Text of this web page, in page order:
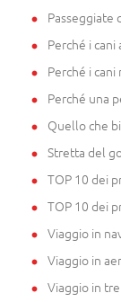
Passeggiate
Perché i
Perché i
Perché una
Quello che
Stretta del
TOP 10 dei
TOP 10 dei
Viaggio in
Viaggio in
Viaggio in